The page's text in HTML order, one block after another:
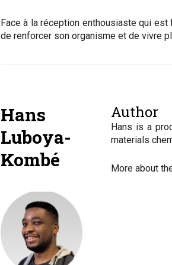
Face à la réception enthousiaste qui
de renforcer son organisme et de vivre
Hans
Luboya-
Kombé
Author
Hans is a
materials
More about